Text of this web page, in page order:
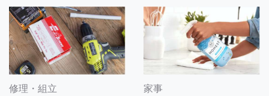
修理・組立 家事